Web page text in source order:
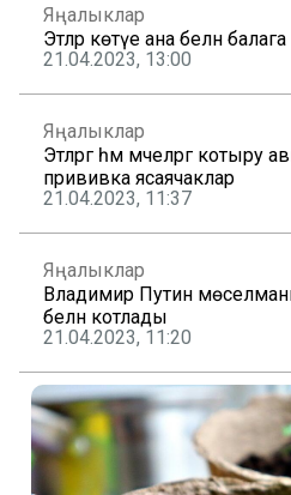
Яңалыклар
Этләр көтүе ана белән
21.04.2023, 13:00
Яңалыклар
Этләргә һәм мәчеләргә
прививка ясаячаклар
21.04.2023, 11:37
Яңалыклар
Владимир Путин
белән котлады
21.04.2023, 11:20